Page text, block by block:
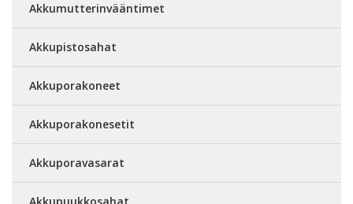
Akkumutterinvääntimet
Akkupistosahat
Akkuporakoneet
Akkuporakonesetit
Akkuporavasarat